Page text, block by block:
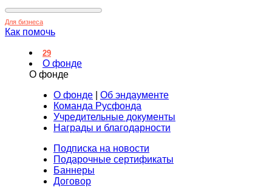
Для бизнеса
Как помочь
29
О фонде
О фонде
О фонде
Об эндаументе
Команда Русфонда
Учредительные документы
Награды и благодарности
Подписка на новости
Подарочные сертификаты
Баннеры
Договор